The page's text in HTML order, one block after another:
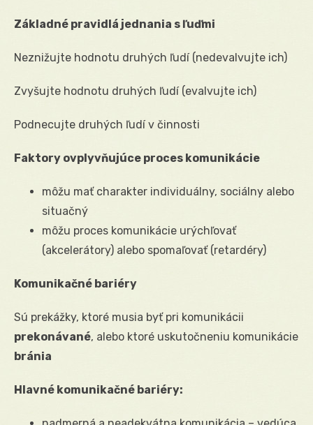
Základné pravidlá jednania s ľuďmi
Neznižujte hodnotu druhých ľudí (nedevalvujte ich)
Zvyšujte hodnotu druhých ľudí (evalvujte ich)
Podnecujte druhých ľudí v činnosti
Faktory ovplyvňujúce proces komunikácie
môžu mať charakter individuálny, sociálny alebo
situačný
môžu proces komunikácie urýchľovať
(akcelerátory) alebo spomaľovať (retardéry)
Komunikačné bariéry
Sú prekážky, ktoré musia byť pri komunikácii
prekonávané, alebo ktoré uskutočneniu komunikácie
bránia
Hlavné komunikačné bariéry: